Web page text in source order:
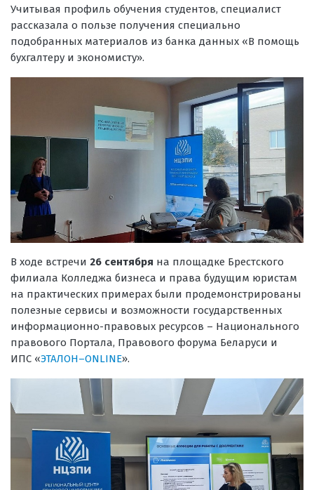
Учитывая профиль обучения студентов, специалист
рассказала о пользе получения специально
подобранных материалов из банка данных «В помощь
бухгалтеру и экономисту».
В ходе встречи 26 сентября на площадке Брестского
филиала Колледжа бизнеса и права будущим юристам
на практических примерах были продемонстрированы
полезные сервисы и возможности государственных
информационно-правовых ресурсов – Национального
правового Портала, Правового форума Беларуси и
ИПС «ЭТАЛОН–ONLINE».